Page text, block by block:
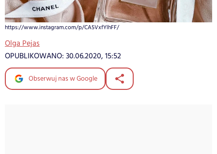
https://www.instagram.com/p/CA5VxfYlhFF/
Olga Pejas
OPUBLIKOWANO: 30.06.2020, 15:52
Obserwuj nas w Google